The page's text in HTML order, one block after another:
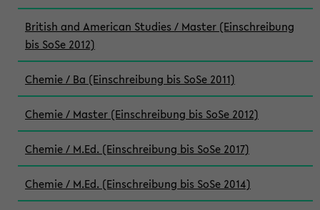
British and American Studies / Master (Einschreibung
bis SoSe 2012)
Chemie / Ba (Einschreibung bis SoSe 2011)
Chemie / Master (Einschreibung bis SoSe 2012)
Chemie / M.Ed. (Einschreibung bis SoSe 2017)
Chemie / M.Ed. (Einschreibung bis SoSe 2014)